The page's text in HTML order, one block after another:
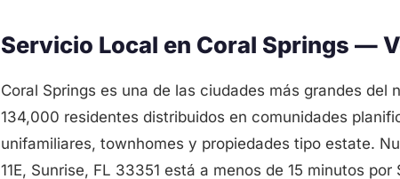
Servicio Local en Coral Springs —
Coral Springs es una de las ciudades más grandes del
134,000 residentes distribuidos en comunidades
unifamiliares, townhomes y propiedades tipo estate.
11E, Sunrise, FL 33351 está a menos de 15 minutos